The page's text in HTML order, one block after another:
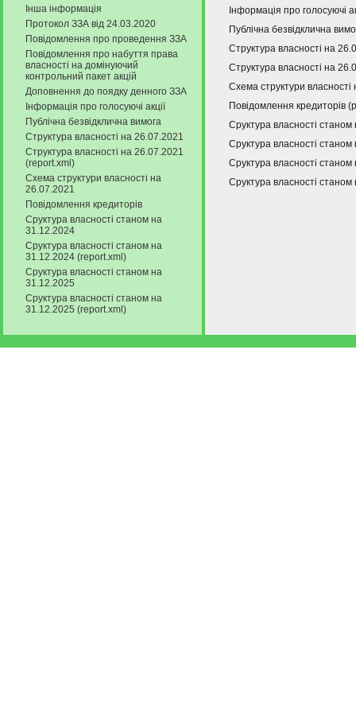
Інша інформація
Протокол ЗЗА від 24.03.2020
Повідомлення про проведення ЗЗА
Повідомлення про набуття права
власності на домінуючий
контрольний пакет акцій
Доповнення до поядку денного ЗЗА
Інформація про голосуючі акції
Публічна безвідклична вимога
Структура власності на 26.07.2021
Структура власності на 26.07.2021
(report.xml)
Схема структури власності на
26.07.2021
Повідомлення кредиторів
Сруктура власності станом на
31.12.2024
Сруктура власності станом на
31.12.2024 (report.xml)
Сруктура власності станом на
31.12.2025
Сруктура власності станом на
31.12.2025 (report.xml)
Інформація про голосуючі
Публічна безвідклична
Структура власності на
Структура власності на
Схема структури
Повідомлення кредиторів
Сруктура власності
Сруктура власності
Сруктура власності
Сруктура власності